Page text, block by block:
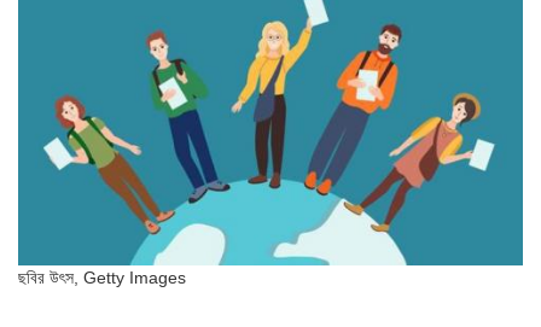
ছবির উৎস, Getty Images